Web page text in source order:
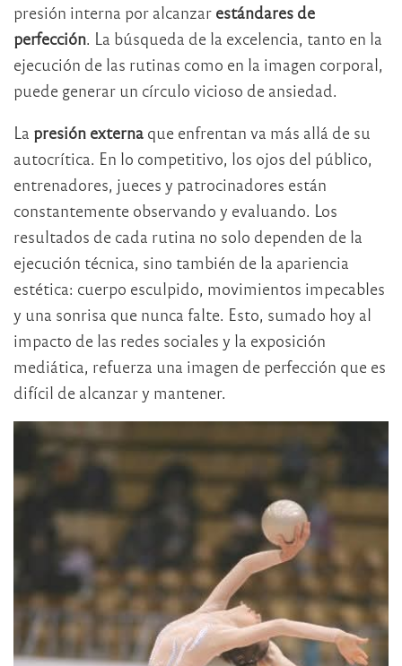
presión interna por alcanzar estándares de
perfección. La búsqueda de la excelencia, tanto en la
ejecución de las rutinas como en la imagen corporal,
puede generar un círculo vicioso de ansiedad.
La presión externa que enfrentan va más allá de su
autocrítica. En lo competitivo, los ojos del público,
entrenadores, jueces y patrocinadores están
constantemente observando y evaluando. Los
resultados de cada rutina no solo dependen de la
ejecución técnica, sino también de la apariencia
estética: cuerpo esculpido, movimientos impecables
y una sonrisa que nunca falte. Esto, sumado hoy al
impacto de las redes sociales y la exposición
mediática, refuerza una imagen de perfección que es
difícil de alcanzar y mantener.